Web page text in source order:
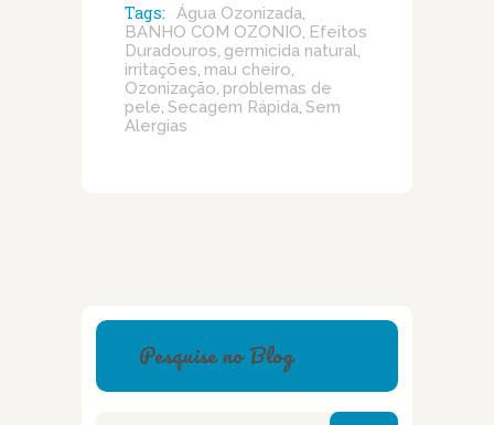
Tags: Água Ozonizada
BANHO COM OZONIO Efeitos
Duradouros germicida natural
irritações mau cheiro
Ozonização problemas de
pele Secagem Rápida Sem
Alergias
Pesquise no Blog